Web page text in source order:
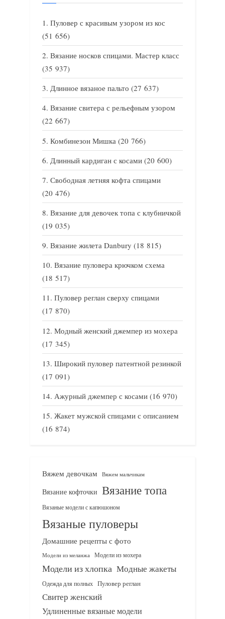
Пуловер с красивым узором из кос
(51 656)
Вязание носков спицами. Мастер класс
(35 937)
Длинное вязаное пальто (27 637)
Вязание свитера с рельефным узором
(22 667)
Комбинезон Мишка (20 766)
Длинный кардиган с косами (20 600)
Свободная летняя кофта спицами
(20 476)
Вязание для девочек топа с клубничкой
(19 035)
Вязание жилета Danbury (18 815)
Вязание пуловера крючком схема
(18 517)
Пуловер реглан сверху спицами
(17 870)
Модный женский джемпер из мохера
(17 345)
Широкий пуловер патентной резинкой
(17 091)
Ажурный джемпер с косами (16 970)
Жакет мужской спицами с описанием
(16 874)
Вяжем девочкам Вяжем мальчикам
Вязание кофточки Вязание топа
Вязаные модели с капюшоном
Вязаные пуловеры
Домашние рецепты с фото
Модели из меланжа Модели из мохера
Модели из хлопка Модные жакеты
Одежда для полных Пуловер реглан
Свитер женский
Удлиненные вязаные модели